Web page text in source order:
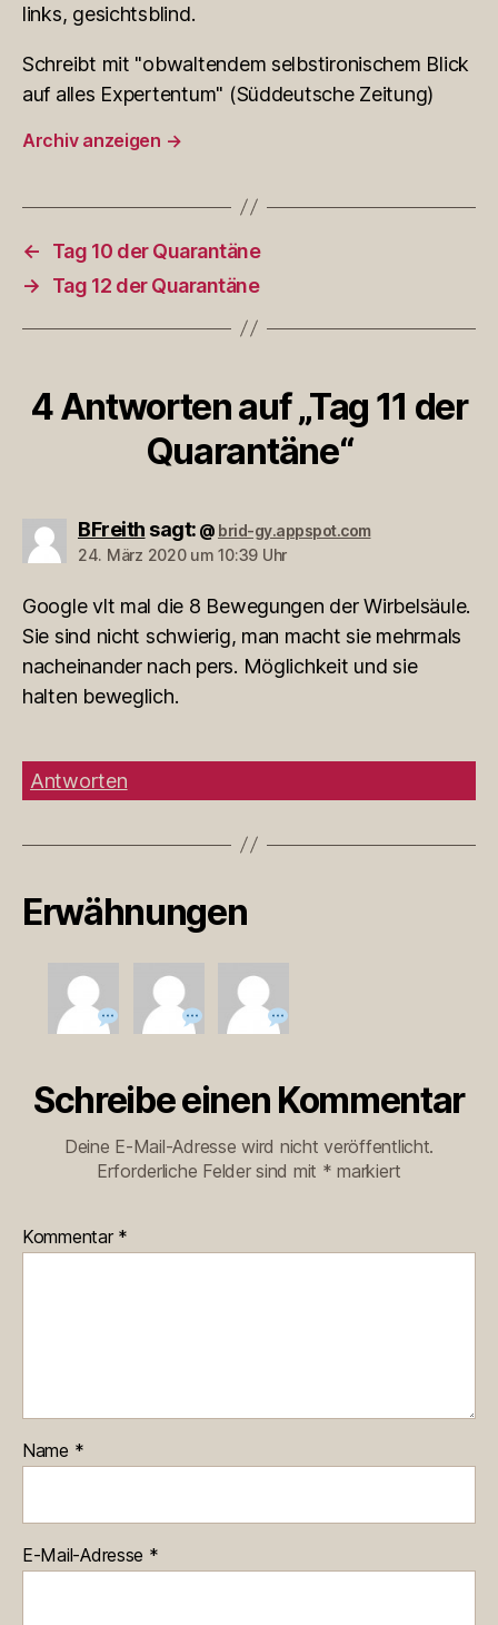
links, gesichtsblind.
Schreibt mit "obwaltendem selbstironischem Blick
auf alles Expertentum" (Süddeutsche Zeitung)
Archiv anzeigen →
←
Tag 10 der Quarantäne
→
Tag 12 der Quarantäne
4 Antworten auf „Tag 11 der
Quarantäne“
BFreith sagt: @ brid-gy.appspot.com
24. März 2020 um 10:39 Uhr
Google vlt mal die 8 Bewegungen der Wirbelsäule.
Sie sind nicht schwierig, man macht sie mehrmals
nacheinander nach pers. Möglichkeit und sie
halten beweglich.
Antworten
Erwähnungen
Schreibe einen Kommentar
Deine E-Mail-Adresse wird nicht veröffentlicht.
Erforderliche Felder sind mit * markiert
Kommentar *
Name *
E-Mail-Adresse *